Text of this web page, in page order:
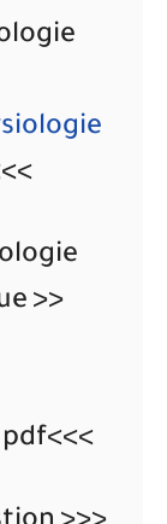
>>
pdf<<<